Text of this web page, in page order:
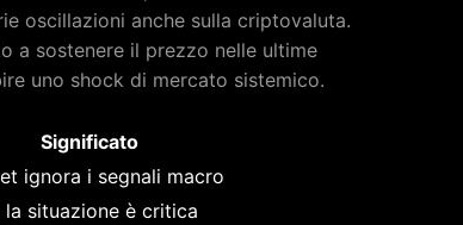
oscillazioni anche sulla criptovaluta.
a sostenere il prezzo nelle ultime
uno shock di mercato sistemico.
Significato
ignora i segnali macro
la situazione è critica